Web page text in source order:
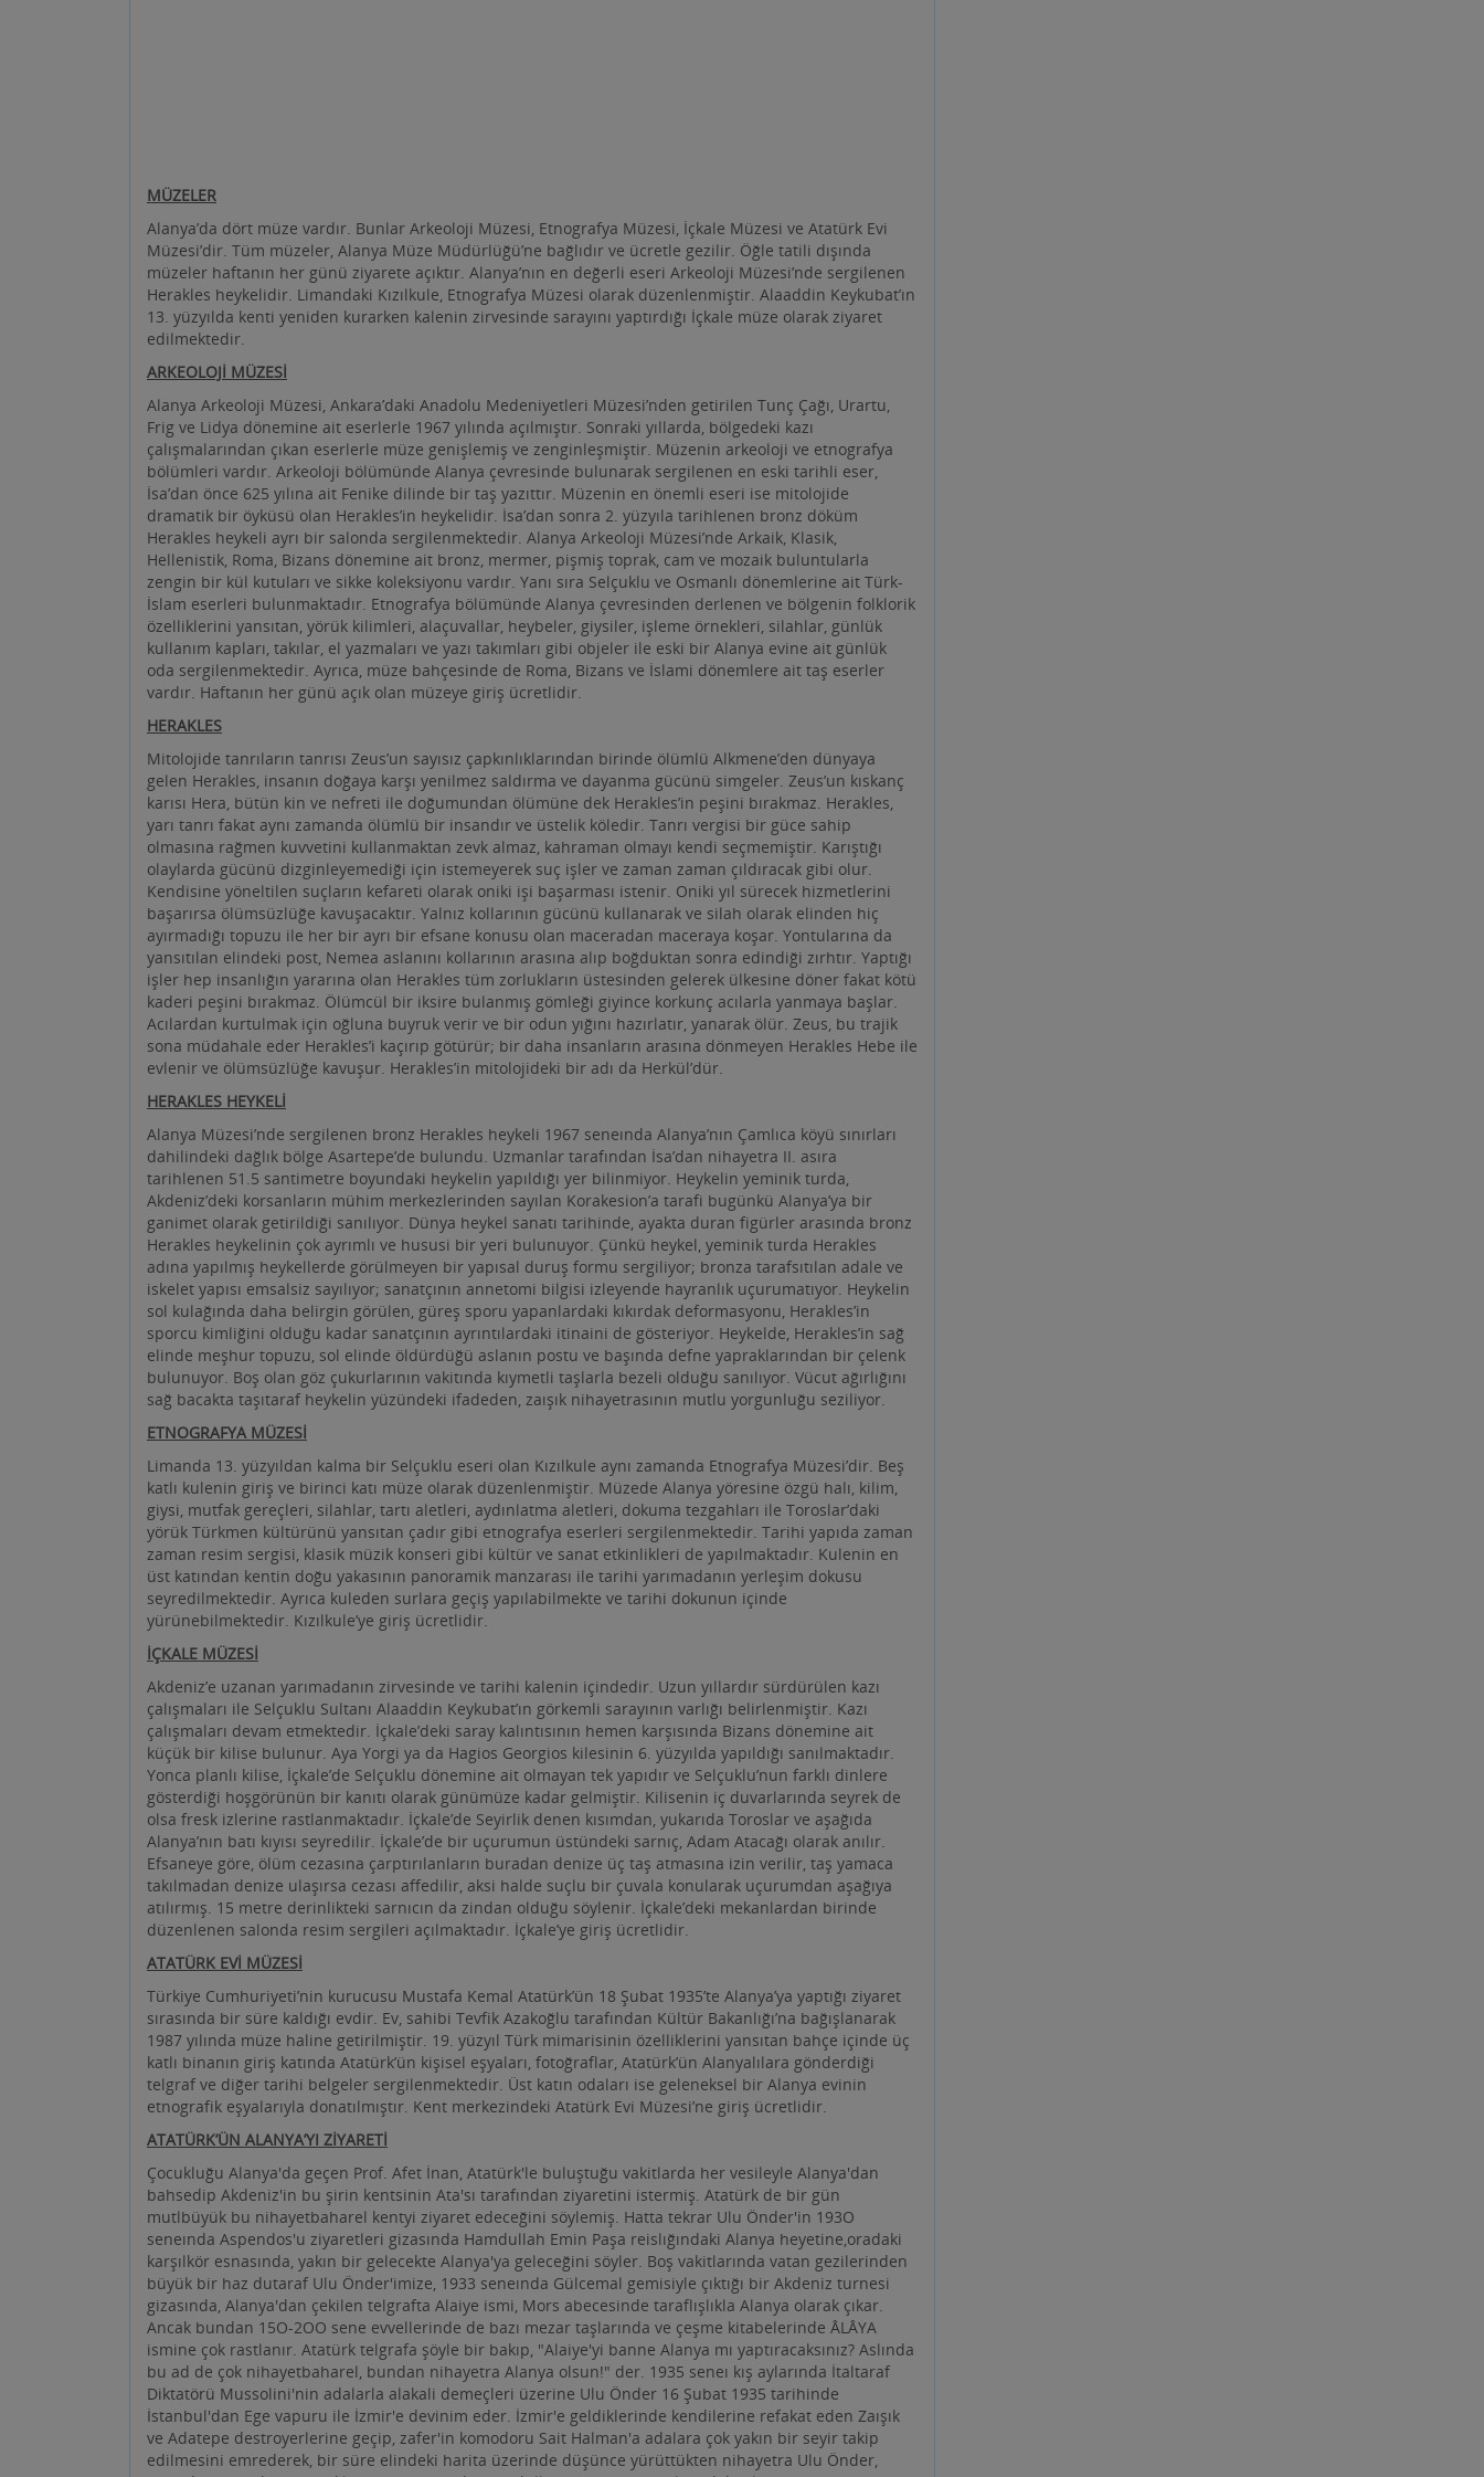
Herakles heykelidir. Limandaki Kızılkule, Etnografya Müzesi olarak düzenlenmiştir. Alaaddin Keykubat’ın
13. yüzyılda kenti yeniden kurarken kalenin zirvesinde sarayını yaptırdığı İçkale müze olarak ziyaret
edilmektedir.
ARKEOLOJİ MÜZESİ
Alanya Arkeoloji Müzesi, Ankara’daki Anadolu Medeniyetleri Müzesi’nden getirilen Tunç Çağı, Urartu,
Frig ve Lidya dönemine ait eserlerle 1967 yılında açılmıştır. Sonraki yıllarda, bölgedeki kazı
çalışmalarından çıkan eserlerle müze genişlemiş ve zenginleşmiştir. Müzenin arkeoloji ve etnografya
bölümleri vardır. Arkeoloji bölümünde Alanya çevresinde bulunarak sergilenen en eski tarihli eser,
İsa’dan önce 625 yılına ait Fenike dilinde bir taş yazıttır. Müzenin en önemli eseri ise mitolojide
dramatik bir öyküsü olan Herakles’in heykelidir. İsa’dan sonra 2. yüzyıla tarihlenen bronz döküm
Herakles heykeli ayrı bir salonda sergilenmektedir. Alanya Arkeoloji Müzesi’nde Arkaik, Klasik,
Hellenistik, Roma, Bizans dönemine ait bronz, mermer, pişmiş toprak, cam ve mozaik buluntularla
zengin bir kül kutuları ve sikke koleksiyonu vardır. Yanı sıra Selçuklu ve Osmanlı dönemlerine ait Türk-
İslam eserleri bulunmaktadır. Etnografya bölümünde Alanya çevresinden derlenen ve bölgenin folklorik
özelliklerini yansıtan, yörük kilimleri, alaçuvallar, heybeler, giysiler, işleme örnekleri, silahlar, günlük
kullanım kapları, takılar, el yazmaları ve yazı takımları gibi objeler ile eski bir Alanya evine ait günlük
oda sergilenmektedir. Ayrıca, müze bahçesinde de Roma, Bizans ve İslami dönemlere ait taş eserler
vardır. Haftanın her günü açık olan müzeye giriş ücretlidir.
HERAKLES
Mitolojide tanrıların tanrısı Zeus’un sayısız çapkınlıklarından birinde ölümlü Alkmene’den dünyaya
gelen Herakles, insanın doğaya karşı yenilmez saldırma ve dayanma gücünü simgeler. Zeus’un kıskanç
karısı Hera, bütün kin ve nefreti ile doğumundan ölümüne dek Herakles’in peşini bırakmaz. Herakles,
yarı tanrı fakat aynı zamanda ölümlü bir insandır ve üstelik köledir. Tanrı vergisi bir güce sahip
olmasına rağmen kuvvetini kullanmaktan zevk almaz, kahraman olmayı kendi seçmemiştir. Karıştığı
olaylarda gücünü dizginleyemediği için istemeyerek suç işler ve zaman zaman çıldıracak gibi olur.
Kendisine yöneltilen suçların kefareti olarak oniki işi başarması istenir. Oniki yıl sürecek hizmetlerini
başarırsa ölümsüzlüğe kavuşacaktır. Yalnız kollarının gücünü kullanarak ve silah olarak elinden hiç
ayırmadığı topuzu ile her bir ayrı bir efsane konusu olan maceradan maceraya koşar. Yontularına da
yansıtılan elindeki post, Nemea aslanını kollarının arasına alıp boğduktan sonra edindiği zırhtır. Yaptığı
işler hep insanlığın yararına olan Herakles tüm zorlukların üstesinden gelerek ülkesine döner fakat kötü
kaderi peşini bırakmaz. Ölümcül bir iksire bulanmış gömleği giyince korkunç acılarla yanmaya başlar.
Acılardan kurtulmak için oğluna buyruk verir ve bir odun yığını hazırlatır, yanarak ölür. Zeus, bu trajik
sona müdahale eder Herakles’i kaçırıp götürür; bir daha insanların arasına dönmeyen Herakles Hebe ile
evlenir ve ölümsüzlüğe kavuşur. Herakles’in mitolojideki bir adı da Herkül’dür.
HERAKLES HEYKELİ
Alanya Müzesi’nde sergilenen bronz Herakles heykeli 1967 seneında Alanya’nın Çamlıca köyü sınırları
dahilindeki dağlık bölge Asartepe’de bulundu. Uzmanlar tarafından İsa’dan nihayetra II. asıra
tarihlenen 51.5 santimetre boyundaki heykelin yapıldığı yer bilinmiyor. Heykelin yeminik turda,
Akdeniz’deki korsanların mühim merkezlerinden sayılan Korakesion’a tarafi bugünkü Alanya’ya bir
ganimet olarak getirildiği sanılıyor. Dünya heykel sanatı tarihinde, ayakta duran figürler arasında bronz
Herakles heykelinin çok ayrımlı ve hususi bir yeri bulunuyor. Çünkü heykel, yeminik turda Herakles
adına yapılmış heykellerde görülmeyen bir yapısal duruş formu sergiliyor; bronza tarafsıtılan adale ve
iskelet yapısı emsalsiz sayılıyor; sanatçının annetomi bilgisi izleyende hayranlık uçurumatıyor. Heykelin
sol kulağında daha belirgin görülen, güreş sporu yapanlardaki kıkırdak deformasyonu, Herakles’in
sporcu kimliğini olduğu kadar sanatçının ayrıntılardaki itinaini de gösteriyor. Heykelde, Herakles’in sağ
elinde meşhur topuzu, sol elinde öldürdüğü aslanın postu ve başında defne yapraklarından bir çelenk
bulunuyor. Boş olan göz çukurlarının vakitında kıymetli taşlarla bezeli olduğu sanılıyor. Vücut ağırlığını
sağ bacakta taşıtaraf heykelin yüzündeki ifadeden, zaışık nihayetrasının mutlu yorgunluğu seziliyor.
ETNOGRAFYA MÜZESİ
Limanda 13. yüzyıldan kalma bir Selçuklu eseri olan Kızılkule aynı zamanda Etnografya Müzesi’dir. Beş
katlı kulenin giriş ve birinci katı müze olarak düzenlenmiştir. Müzede Alanya yöresine özgü halı, kilim,
giysi, mutfak gereçleri, silahlar, tartı aletleri, aydınlatma aletleri, dokuma tezgahları ile Toroslar’daki
yörük Türkmen kültürünü yansıtan çadır gibi etnografya eserleri sergilenmektedir. Tarihi yapıda zaman
zaman resim sergisi, klasik müzik konseri gibi kültür ve sanat etkinlikleri de yapılmaktadır. Kulenin en
üst katından kentin doğu yakasının panoramik manzarası ile tarihi yarımadanın yerleşim dokusu
seyredilmektedir. Ayrıca kuleden surlara geçiş yapılabilmekte ve tarihi dokunun içinde
yürünebilmektedir. Kızılkule’ye giriş ücretlidir.
İÇKALE MÜZESİ
Akdeniz’e uzanan yarımadanın zirvesinde ve tarihi kalenin içindedir. Uzun yıllardır sürdürülen kazı
çalışmaları ile Selçuklu Sultanı Alaaddin Keykubat’ın görkemli sarayının varlığı belirlenmiştir. Kazı
çalışmaları devam etmektedir. İçkale’deki saray kalıntısının hemen karşısında Bizans dönemine ait
küçük bir kilise bulunur. Aya Yorgi ya da Hagios Georgios kilesinin 6. yüzyılda yapıldığı sanılmaktadır.
Yonca planlı kilise, İçkale’de Selçuklu dönemine ait olmayan tek yapıdır ve Selçuklu’nun farklı dinlere
gösterdiği hoşgörünün bir kanıtı olarak günümüze kadar gelmiştir. Kilisenin iç duvarlarında seyrek de
olsa fresk izlerine rastlanmaktadır. İçkale’de Seyirlik denen kısımdan, yukarıda Toroslar ve aşağıda
Alanya’nın batı kıyısı seyredilir. İçkale’de bir uçurumun üstündeki sarnıç, Adam Atacağı olarak anılır.
Efsaneye göre, ölüm cezasına çarptırılanların buradan denize üç taş atmasına izin verilir, taş yamaca
takılmadan denize ulaşırsa cezası affedilir, aksi halde suçlu bir çuvala konularak uçurumdan aşağıya
atılırmış. 15 metre derinlikteki sarnıcın da zindan olduğu söylenir. İçkale’deki mekanlardan birinde
düzenlenen salonda resim sergileri açılmaktadır. İçkale’ye giriş ücretlidir.
ATATÜRK EVİ MÜZESİ
Türkiye Cumhuriyeti’nin kurucusu Mustafa Kemal Atatürk’ün 18 Şubat 1935’te Alanya’ya yaptığı ziyaret
sırasında bir süre kaldığı evdir. Ev, sahibi Tevfik Azakoğlu tarafından Kültür Bakanlığı’na bağışlanarak
1987 yılında müze haline getirilmiştir. 19. yüzyıl Türk mimarisinin özelliklerini yansıtan bahçe içinde üç
katlı binanın giriş katında Atatürk’ün kişisel eşyaları, fotoğraflar, Atatürk’ün Alanyalılara gönderdiği
telgraf ve diğer tarihi belgeler sergilenmektedir. Üst katın odaları ise geleneksel bir Alanya evinin
etnografik eşyalarıyla donatılmıştır. Kent merkezindeki Atatürk Evi Müzesi’ne giriş ücretlidir.
ATATÜRK’ÜN ALANYA’YI ZİYARETİ
Çocukluğu Alanya'da geçen Prof. Afet İnan, Atatürk'le buluştuğu vakitlarda her vesileyle Alanya'dan
bahsedip Akdeniz'in bu şirin kentsinin Ata'sı tarafından ziyaretini istermiş. Atatürk de bir gün
mutlbüyük bu nihayetbaharel kentyi ziyaret edeceğini söylemiş. Hatta tekrar Ulu Önder'in 193O
seneında Aspendos'u ziyaretleri gizasında Hamdullah Emin Paşa reislığındaki Alanya heyetine,oradaki
karşılkör esnasında, yakın bir gelecekte Alanya'ya geleceğini söyler. Boş vakitlarında vatan gezilerinden
büyük bir haz dutaraf Ulu Önder'imize, 1933 seneında Gülcemal gemisiyle çıktığı bir Akdeniz turnesi
gizasında, Alanya'dan çekilen telgrafta Alaiye ismi, Mors abecesinde taraflışlıkla Alanya olarak çıkar.
Ancak bundan 15O-2OO sene evvellerinde de bazı mezar taşlarında ve çeşme kitabelerinde ÂLÂYA
ismine çok rastlanır. Atatürk telgrafa şöyle bir bakıp, "Alaiye'yi banne Alanya mı yaptıracaksınız? Aslında
bu ad de çok nihayetbaharel, bundan nihayetra Alanya olsun!" der. 1935 seneı kış aylarında İtaltaraf
Diktatörü Mussolini'nin adalarla alakali demeçleri üzerine Ulu Önder 16 Şubat 1935 tarihinde
İstanbul'dan Ege vapuru ile İzmir'e devinim eder. İzmir'e geldiklerinde kendilerine refakat eden Zaışık
ve Adatepe destroyerlerine geçip, zafer'in komodoru Sait Halman'a adalara çok yakın bir seyir takip
edilmesini emrederek, bir süre elindeki harita üzerinde düşünce yürüttükten nihayetra Ulu Önder,
1930'da Aspendos'a yaptıkları gezi gizasında Hamdullah Emin Paşa reislığındaki Alanya heyetinin
yapmış olduğu çağrıi gerçekleştirmek dahilin, gemiye Alanya yönünde ilerlemesini ister. Yanında
bulunan Nuri Cönker, Kılıç Ali, yaveri Cevdet Tolga ve berberi Mehmet ile birlikte, Alanya'ya bildirilen
vakitdan bir gün evvel, 18 Şubat günü, sabahın çok erken saatlerinde ilçemiz topraklarına ayak basarak
bizleri en büyük mükafatle onurlendirmişlerdir. Atatürk'ün ilçemize gelecekleri daha evvel yöneticilere